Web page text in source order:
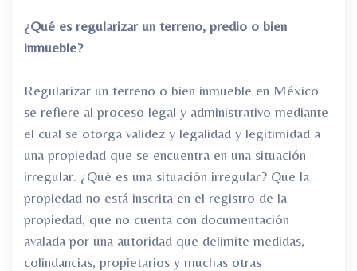
¿Qué es regularizar un terreno, predio o bien
inmueble?
Regularizar un terreno o bien inmueble en México
se refiere al proceso legal y administrativo mediante
el cual se otorga validez y legalidad y legitimidad a
una propiedad que se encuentra en una situación
irregular. ¿Qué es una situación irregular? Que la
propiedad no está inscrita en el registro de la
propiedad, que no cuenta con documentación
avalada por una autoridad que delimite medidas,
colindancias, propietarios y muchas otras